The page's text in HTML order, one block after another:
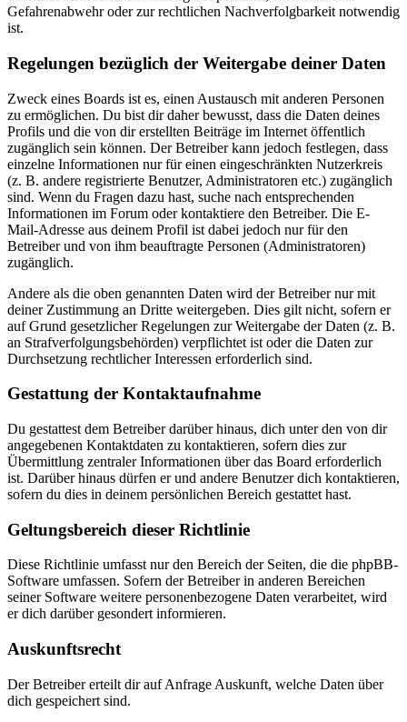
Gefahrenabwehr oder zur rechtlichen Nachverfolgbarkeit notwendig
ist.
Regelungen bezüglich der Weitergabe deiner Daten
Zweck eines Boards ist es, einen Austausch mit anderen Personen
zu ermöglichen. Du bist dir daher bewusst, dass die Daten deines
Profils und die von dir erstellten Beiträge im Internet öffentlich
zugänglich sein können. Der Betreiber kann jedoch festlegen, dass
einzelne Informationen nur für einen eingeschränkten Nutzerkreis
(z. B. andere registrierte Benutzer, Administratoren etc.) zugänglich
sind. Wenn du Fragen dazu hast, suche nach entsprechenden
Informationen im Forum oder kontaktiere den Betreiber. Die E-
Mail-Adresse aus deinem Profil ist dabei jedoch nur für den
Betreiber und von ihm beauftragte Personen (Administratoren)
zugänglich.
Andere als die oben genannten Daten wird der Betreiber nur mit
deiner Zustimmung an Dritte weitergeben. Dies gilt nicht, sofern er
auf Grund gesetzlicher Regelungen zur Weitergabe der Daten (z. B.
an Strafverfolgungsbehörden) verpflichtet ist oder die Daten zur
Durchsetzung rechtlicher Interessen erforderlich sind.
Gestattung der Kontaktaufnahme
Du gestattest dem Betreiber darüber hinaus, dich unter den von dir
angegebenen Kontaktdaten zu kontaktieren, sofern dies zur
Übermittlung zentraler Informationen über das Board erforderlich
ist. Darüber hinaus dürfen er und andere Benutzer dich kontaktieren,
sofern du dies in deinem persönlichen Bereich gestattet hast.
Geltungsbereich dieser Richtlinie
Diese Richtlinie umfasst nur den Bereich der Seiten, die die phpBB-
Software umfassen. Sofern der Betreiber in anderen Bereichen
seiner Software weitere personenbezogene Daten verarbeitet, wird
er dich darüber gesondert informieren.
Auskunftsrecht
Der Betreiber erteilt dir auf Anfrage Auskunft, welche Daten über
dich gespeichert sind.